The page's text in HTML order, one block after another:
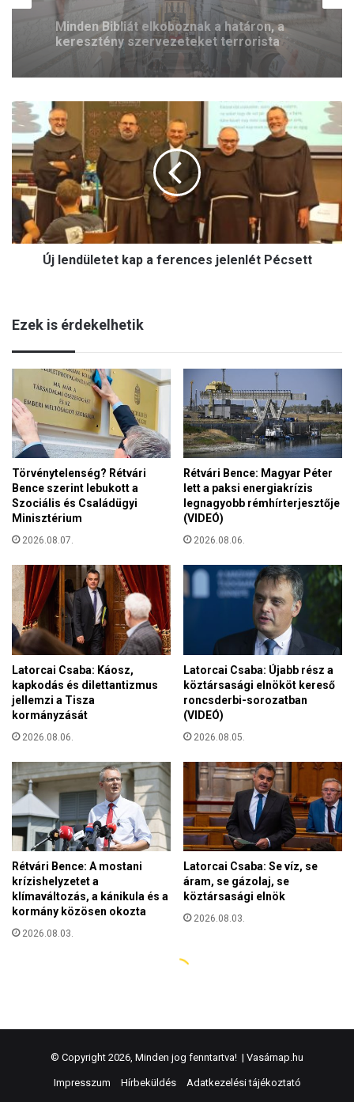
© Copyright 2026, Minden jog fenntartva! | Vasárnap.hu
Impresszum Hírbeküldés Adatkezelési tájékoztató